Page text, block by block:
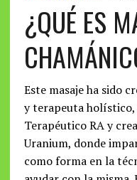
¿QUÉ ES
Este masaje ha sido
y terapeuta holístico,
Terapéutico RA y
Uranium, donde
como forma en la